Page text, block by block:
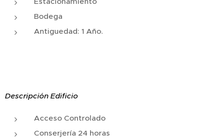
Bodega
Antiguedad: 1 Año.
Descripción Edificio
Acceso Controlado
Conserjería 24 horas